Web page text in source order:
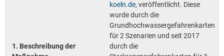
1. Beschreibung der
koeln.de, veröffentlicht. Diese
wurde durch die
Grundhochwassergefahrenkarten
für 2 Szenarien und seit 2017
durch die